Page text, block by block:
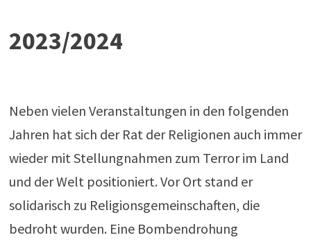
2023/2024
Neben vielen Veranstaltungen in den folgenden
Jahren hat sich der Rat der Religionen auch immer
wieder mit Stellungnahmen zum Terror im Land
und der Welt positioniert. Vor Ort stand er
solidarisch zu Religionsgemeinschaften, die
bedroht wurden. Eine Bombendrohung